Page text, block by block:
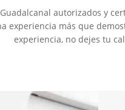
autorizados y
experiencia más que
experiencia, no dejes tu